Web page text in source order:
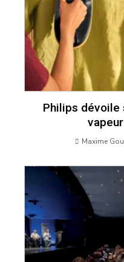
Philips dévoile
Maxime